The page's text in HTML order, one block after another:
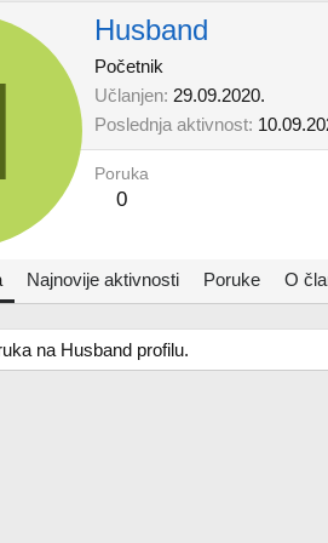
Husband
Početnik
Učlanjen 29.09.2020.
Poslednja aktivnost
Poruka
0
Najnovije aktivnosti Poruke O
na Husband profilu.